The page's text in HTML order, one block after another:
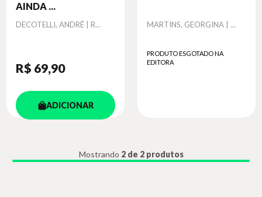
AINDA ...
Autor
DECOTELLI, ANDRÉ | R...
R$ 69,90
ADICIONAR
Autor
MARTINS, GEORGINA | ...
PRODUTO ESGOTADO NA
EDITORA
Mostrando 2 de 2 produtos